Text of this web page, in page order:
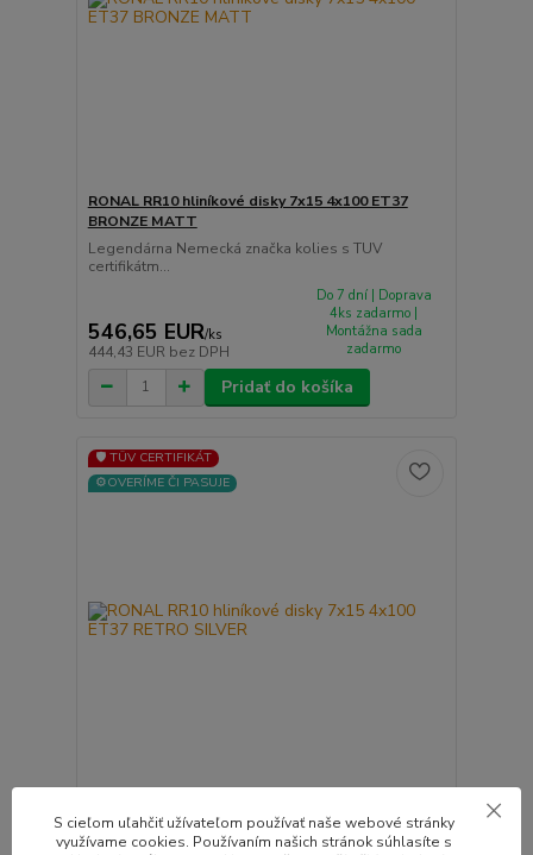
RONAL RR10 hliníkové disky 7x15 4x100 ET37
BRONZE MATT
Legendárna Nemecká značka kolies s TUV
certifikátm...
546,65 EUR/ks
444,43 EUR bez DPH
Do 7 dní | Doprava
4ks zadarmo |
Montážna sada
zadarmo
Pridať do košíka
🛡️ TÜV CERTIFIKÁT
⚙️OVERÍME ČI PASUJE
RONAL RR10 hliníkové disky 7x15 4x100 ET37
RETRO SILVER
S cieľom uľahčiť užívateľom používať naše webové stránky
využívame cookies. Používaním našich stránok súhlasíte s